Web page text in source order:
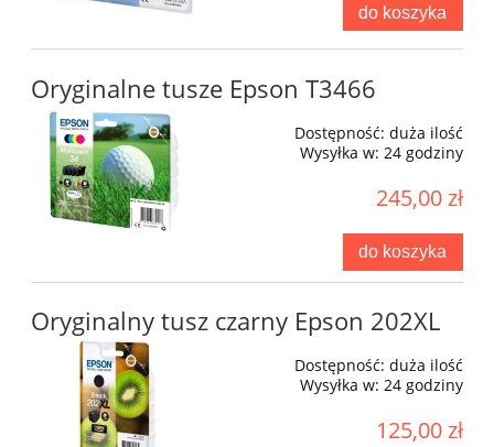
do koszyka
Oryginalne tusze Epson T3466
Dostępność: duża ilość
Wysyłka w: 24 godziny
245,00 zł
do koszyka
Oryginalny tusz czarny Epson 202XL
Dostępność: duża ilość
Wysyłka w: 24 godziny
125,00 zł